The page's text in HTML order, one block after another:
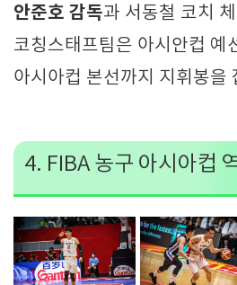
안준호 감독과 서동철 코치
코칭스태프팀은 아시안컵 예
아시아컵 본선까지 지휘봉을
4. FIBA 농구 아시아컵